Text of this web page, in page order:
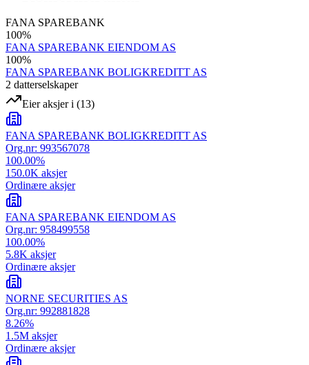
FANA SPAREBANK
100%
FANA SPAREBANK EIENDOM AS
100%
FANA SPAREBANK BOLIGKREDITT AS
2 datterselskaper
Eier aksjer i (13)
FANA SPAREBANK BOLIGKREDITT AS
Org.nr: 993567078
100.00%
150.0K aksjer
Ordinære aksjer
FANA SPAREBANK EIENDOM AS
Org.nr: 958499558
100.00%
5.8K aksjer
Ordinære aksjer
NORNE SECURITIES AS
Org.nr: 992881828
8.26%
1.5M aksjer
Ordinære aksjer